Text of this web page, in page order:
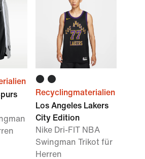
Recyclingmaterialien
Los Angeles Lakers
City Edition
Nike Dri-FIT NBA
Swingman Trikot für
Herren